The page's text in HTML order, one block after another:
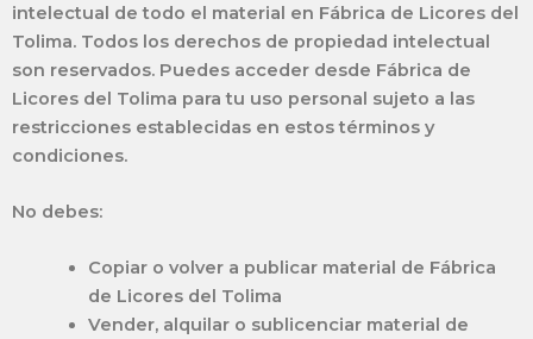
intelectual de todo el material en Fábrica de Licores del
Tolima. Todos los derechos de propiedad intelectual
son reservados. Puedes acceder desde Fábrica de
Licores del Tolima para tu uso personal sujeto a las
restricciones establecidas en estos términos y
condiciones.
No debes:
Copiar o volver a publicar material de Fábrica
de Licores del Tolima
Vender, alquilar o sublicenciar material de